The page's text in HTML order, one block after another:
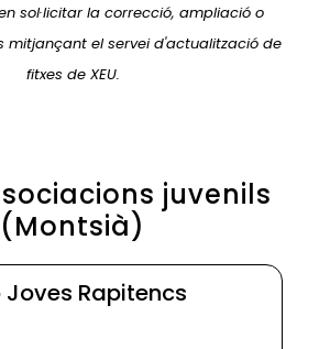
sol·licitar la correcció, ampliació o
mitjançant el servei d'actualització de
fitxes de XEU.
juvenils
(Montsià)
Rapitencs